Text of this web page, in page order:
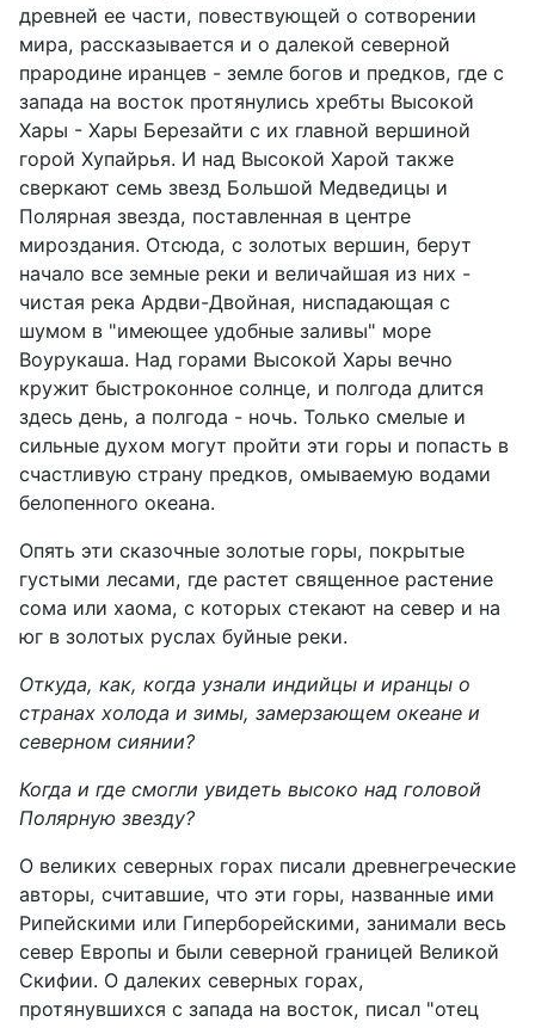
древней ее части, повествующей о сотворении
мира, рассказывается и о далекой северной
прародине иранцев - земле богов и предков, где с
запада на восток протянулись хребты Высокой
Хары - Хары Березайти с их главной вершиной
горой Хупайрья. И над Высокой Харой также
сверкают семь звезд Большой Медведицы и
Полярная звезда, поставленная в центре
мироздания. Отсюда, с золотых вершин, берут
начало все земные реки и величайшая из них -
чистая река Ардви-Двойная, ниспадающая с
шумом в "имеющее удобные заливы" море
Воурукаша. Над горами Высокой Хары вечно
кружит быстроконное солнце, и полгода длится
здесь день, а полгода - ночь. Только смелые и
сильные духом могут пройти эти горы и попасть в
счастливую страну предков, омываемую водами
белопенного океана.
Опять эти сказочные золотые горы, покрытые
густыми лесами, где растет священное растение
сома или хаома, с которых стекают на север и на
юг в золотых руслах буйные реки.
Откуда, как, когда узнали индийцы и иранцы о
странах холода и зимы, замерзающем океане и
северном сиянии?
Когда и где смогли увидеть высоко над головой
Полярную звезду?
О великих северных горах писали древнегреческие
авторы, считавшие, что эти горы, названные ими
Рипейскими или Гиперборейскими, занимали весь
север Европы и были северной границей Великой
Скифии. О далеких северных горах,
протянувшихся с запада на восток, писал "отец